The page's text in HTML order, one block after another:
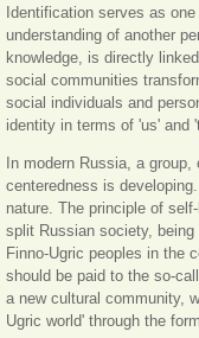
Identification serves as
understanding of another
knowledge, is directly
social communities
social individuals and
identity in terms of 'us' and
In modern Russia, a
centeredness is
nature. The principle of
split Russian society,
Finno-Ugric peoples in the
should be paid to the so-
a new cultural community,
Ugric world' through the